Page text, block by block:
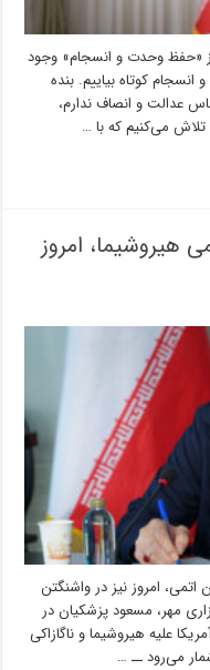
از «حفظ وحدت و انسجام» وجود
کوتاه بیاییم. بنده
عدالت و انصاف ندارم،
می‌کنیم که با …
هیروشیما، امروز
امروز نیز در واشنگتن
به نقل از خبرگزاری مهر، مسعود پزشکیان در
علیه هیروشیما و ناگازاکی
می‌رود ــ …